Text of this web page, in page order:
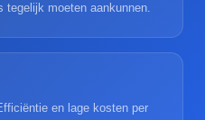
tegelijk moeten aankunnen.
en lage kosten per